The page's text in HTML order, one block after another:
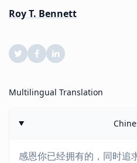
Roy T. Bennett
Multilingual Translation
感恩你已经拥有的，同时追